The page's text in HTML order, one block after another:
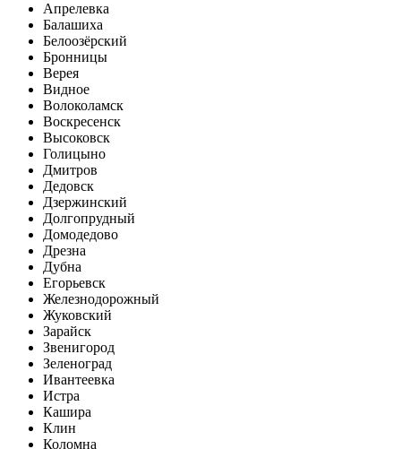
Апрелевка
Балашиха
Белоозёрский
Бронницы
Верея
Видное
Волоколамск
Воскресенск
Высоковск
Голицыно
Дмитров
Дедовск
Дзержинский
Долгопрудный
Домодедово
Дрезна
Дубна
Егорьевск
Железнодорожный
Жуковский
Зарайск
Звенигород
Зеленоград
Ивантеевка
Истра
Кашира
Клин
Коломна